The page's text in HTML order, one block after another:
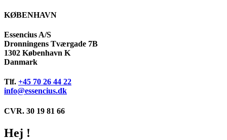
KØBENHAVN
Essencius A/S
Dronningens Tværgade 7B
1302 København K
Danmark
Tlf. +45 70 26 44 22
info@essencius.dk
CVR. 30 19 81 66
Hej !